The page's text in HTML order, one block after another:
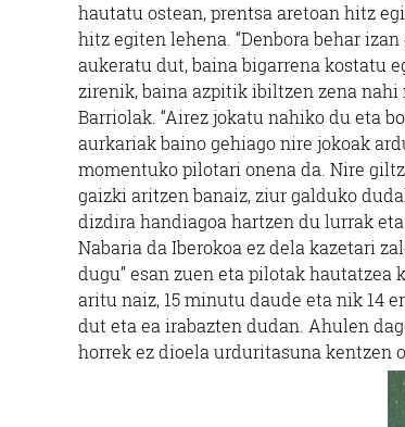
hautatu ostean, prentsa aretoan hitz
hitz egiten lehena. “Denbora behar
aukeratu dut, baina bigarrena kostatu
zirenik, baina azpitik ibiltzen zena
Barriolak. “Airez jokatu nahiko du eta
aurkariak baino gehiago nire jokoak
momentuko pilotari onena da. Nire
gaizki aritzen banaiz, ziur galduko
dizdira handiagoa hartzen du lurrak
Nabaria da Iberokoa ez dela kazetari
dugu” esan zuen eta pilotak hautatzea
aritu naiz, 15 minutu daude eta nik 14
dut eta ea irabazten dudan. Ahulen
horrek ez dioela urduritasuna kentzen